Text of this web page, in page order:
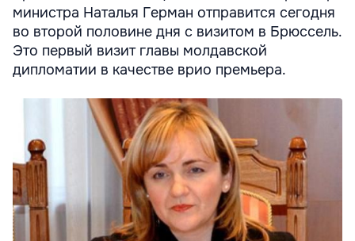
министра Наталья Герман отправится сегодня
во второй половине дня с визитом в Брюссель.
Это первый визит главы молдавской
дипломатии в качестве врио премьера.